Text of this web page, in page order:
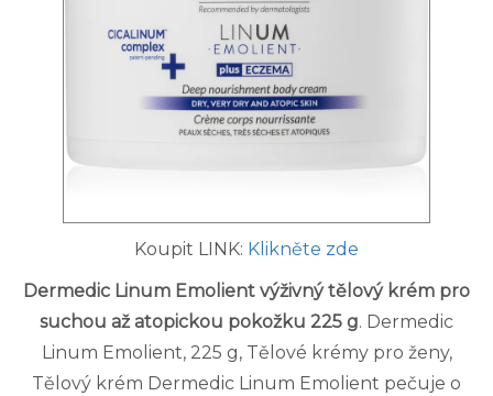
Koupit LINK: Klikněte zde
Dermedic Linum Emolient výživný tělový krém pro
suchou až atopickou pokožku 225 g. Dermedic
Linum Emolient, 225 g, Tělové krémy pro ženy,
Tělový krém Dermedic Linum Emolient pečuje o